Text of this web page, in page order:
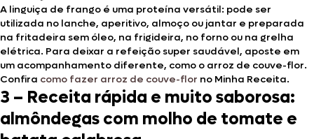
A linguiça de frango é uma proteína versátil: pode ser
utilizada no lanche, aperitivo, almoço ou jantar e preparada
na fritadeira sem óleo, na frigideira, no forno ou na grelha
elétrica. Para deixar a refeição super saudável, aposte em
um acompanhamento diferente, como o arroz de couve-flor.
Confira como fazer arroz de couve-flor no Minha Receita.
3 – Receita rápida e muito saborosa:
almôndegas com molho de tomate e